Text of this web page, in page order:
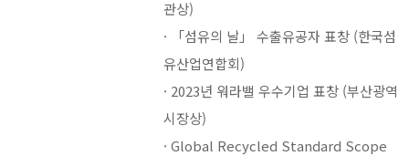
관상)
· 「섬유의 날」 수출유공자 표창 (한국섬
유산업연합회)
· 2023년 워라밸 우수기업 표창 (부산광역
시장상)
· Global Recycled Standard Scope